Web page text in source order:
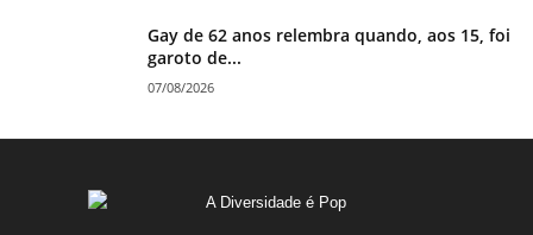
Gay de 62 anos relembra quando, aos 15, foi
garoto de...
07/08/2026